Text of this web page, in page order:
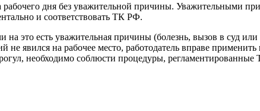
рабочего дня без уважительной причины. Уважительными
и соответствовать ТК РФ.
это есть уважительная причины (болезнь, вызов в суд
не явился на рабочее место, работодатель вправе
необходимо соблюсти процедуры,